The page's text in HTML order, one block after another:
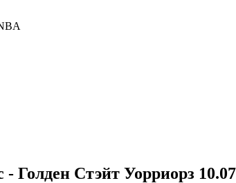
Голден Стэйт Уорриорз